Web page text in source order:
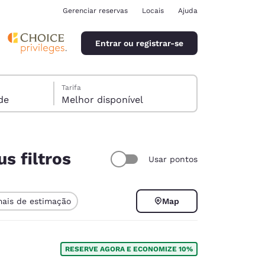
Gerenciar reservas Locais Ajuda
Entrar ou registrar-se
Tarifa
Melhor disponível
filtros Usar pontos
de estimação Map
RESERVE AGORA E ECONOMIZE 10%